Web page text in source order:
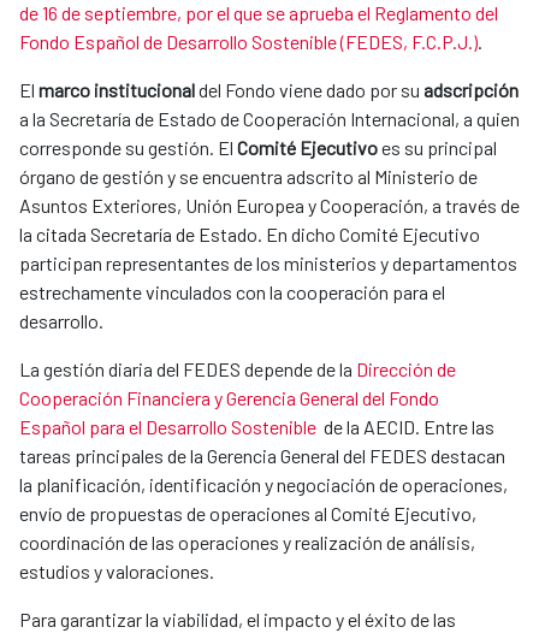
de 16 de septiembre, por el que se aprueba el Reglamento del
Fondo Español de Desarrollo Sostenible (FEDES, F.C.P.J.).
El marco institucionaldel Fondo viene dado por su adscripción
a la Secretaría de Estado de Cooperación Internacional, a quien
corresponde su gestión. El Comité Ejecutivoes su principal
órgano de gestión y se encuentra adscrito al Ministerio de
Asuntos Exteriores, Unión Europea y Cooperación, a través de
la citada Secretaría de Estado. En dicho Comité Ejecutivo
participan representantes de los ministerios y departamentos
estrechamente vinculados con la cooperación para el
desarrollo.
La gestión diaria del FEDES depende de la Dirección de
Cooperación Financiera y Gerencia General del Fondo
Español para el Desarrollo Sostenible de la AECID. Entre las
tareas principales de la Gerencia General del FEDES destacan
la planificación, identificación y negociación de operaciones,
envío de propuestas de operaciones al Comité Ejecutivo,
coordinación de las operaciones y realización de análisis,
estudios y valoraciones.
Para garantizar la viabilidad, el impacto y el éxito de las